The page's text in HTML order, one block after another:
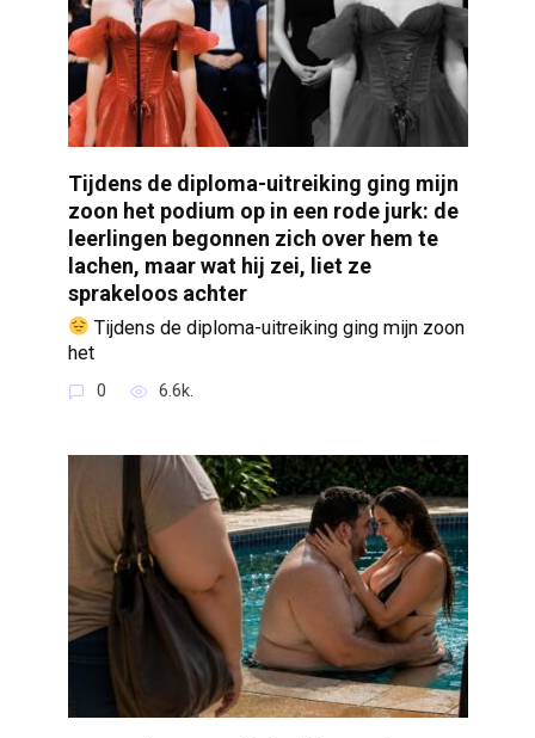
Tijdens de diploma-uitreiking ging mijn
zoon het podium op in een rode jurk: de
leerlingen begonnen zich over hem te
lachen, maar wat hij zei, liet ze
sprakeloos achter
Tijdens de diploma-uitreiking ging mijn zoon
het
0 6.6k.